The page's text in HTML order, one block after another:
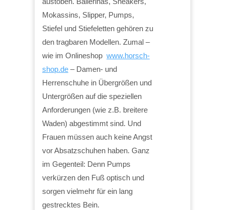
Mokassins, Slipper, Pumps,
Stiefel und Stiefeletten gehören zu
den tragbaren Modellen. Zumal –
wie im Onlineshop www.horsch-
shop.de – Damen- und
Herrenschuhe in Übergrößen und
Untergrößen auf die speziellen
Anforderungen (wie z.B. breitere
Waden) abgestimmt sind. Und
Frauen müssen auch keine Angst
vor Absatzschuhen haben. Ganz
im Gegenteil: Denn Pumps
verkürzen den Fuß optisch und
sorgen vielmehr für ein lang
gestrecktes Bein.